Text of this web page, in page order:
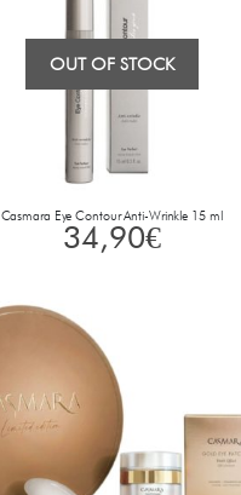
OUT OF STOCK
Casmara Eye Contour Anti-Wrinkle 15 ml
34,90€